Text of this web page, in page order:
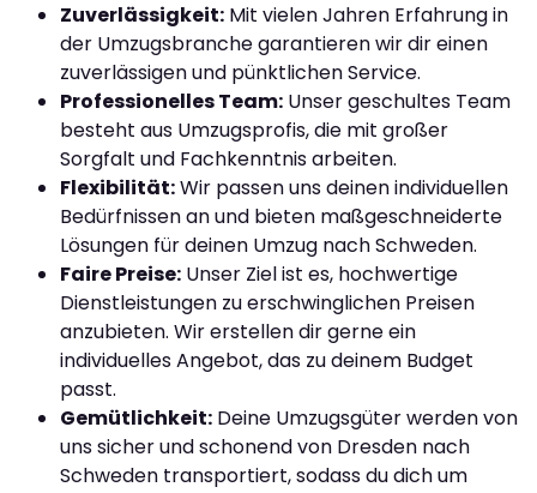
Zuverlässigkeit: Mit vielen Jahren Erfahrung in
der Umzugsbranche garantieren wir dir einen
zuverlässigen und pünktlichen Service.
Professionelles Team: Unser geschultes Team
besteht aus Umzugsprofis, die mit großer
Sorgfalt und Fachkenntnis arbeiten.
Flexibilität:Wir passen uns deinen individuellen
Bedürfnissen an und bieten maßgeschneiderte
Lösungen für deinen Umzug nach Schweden.
Faire Preise: Unser Ziel ist es, hochwertige
Dienstleistungen zu erschwinglichen Preisen
anzubieten. Wir erstellen dir gerne ein
individuelles Angebot, das zu deinem Budget
passt.
Gemütlichkeit: Deine Umzugsgüter werden von
uns sicher und schonend von Dresden nach
Schweden transportiert, sodass du dich um